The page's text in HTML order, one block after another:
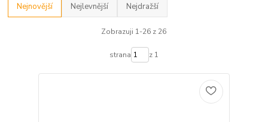
Nejnovější Nejlevnější Nejdražší
Zobrazuji 1-26 z 26
strana z 1